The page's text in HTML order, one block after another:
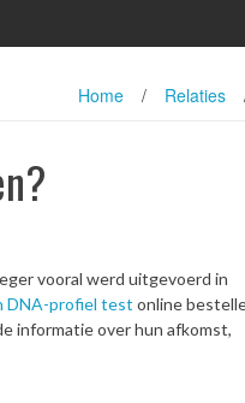
Home / Relaties
vooral werd uitgevoerd in
DNA-profiel test online
informatie over hun afkomst,